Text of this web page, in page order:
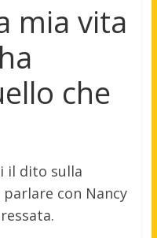
mia vita
che
il dito sulla
con Nancy